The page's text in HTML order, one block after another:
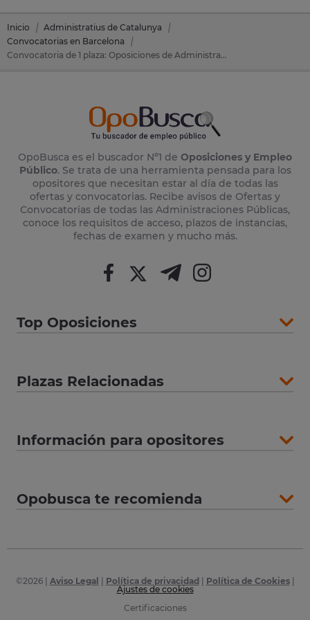
Inicio
Administratius de Catalunya
Convocatorias en Barcelona
Convocatoria de 1 plaza: Oposiciones de Administratius de Catalunya en Sant Llorenç Savall (Barcelona)
OpoBusca es el buscador Nº1 de Oposiciones y Empleo
Público. Se trata de una herramienta pensada para los
opositores que necesitan estar al día de todas las
ofertas y convocatorias. Recibe avisos de Ofertas y
Convocatorias de todas las Administraciones Públicas,
conoce los requisitos de acceso, plazos de instancias,
fechas de examen y mucho más.
Top Oposiciones
Plazas Relacionadas
Información para opositores
Opobusca te recomienda
©2026| Aviso Legal Política de privacidad Política de Cookies|
Ajustes de cookies
Certificaciones